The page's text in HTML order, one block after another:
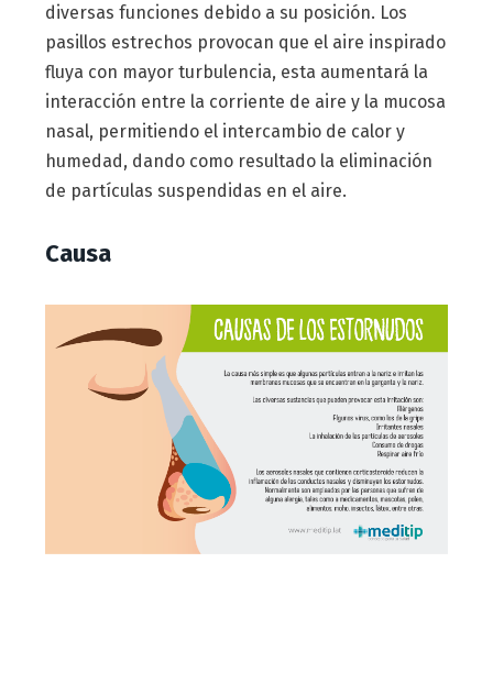
diversas funciones debido a su posición. Los
pasillos estrechos provocan que el aire inspirado
fluya con mayor turbulencia, esta aumentará la
interacción entre la corriente de aire y la mucosa
nasal, permitiendo el intercambio de calor y
humedad, dando como resultado la eliminación
de partículas suspendidas en el aire.
Causa